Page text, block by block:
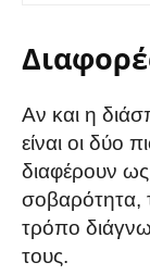
Αν και η
είναι οι δύο
διαφέρουν
σοβαρότητα,
τρόπο
τους.